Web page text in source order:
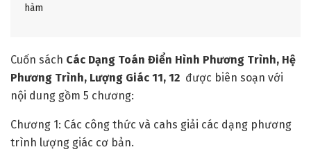
hàm
Cuốn sách Các Dạng Toán Điển Hình Phương Trình, Hệ
Phương Trình, Lượng Giác 11, 12 được biên soạn với
nội dung gồm 5 chương:
Chương 1: Các công thức và cahs giải các dạng phương
trình lượng giác cơ bản.